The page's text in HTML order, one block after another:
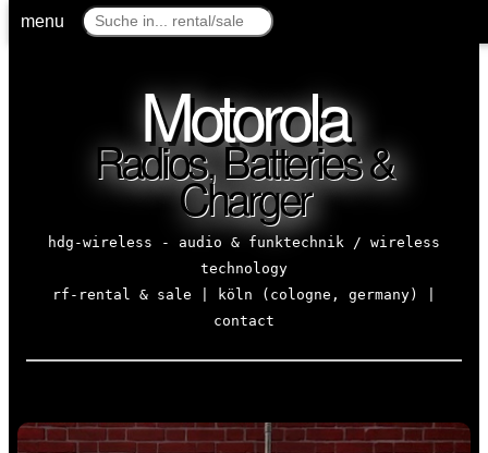
menu
Motorola
Radios, Batteries &
Charger
hdg-wireless - audio & funktechnik / wireless
technology
rf-rental & sale | köln (cologne, germany) |
contact